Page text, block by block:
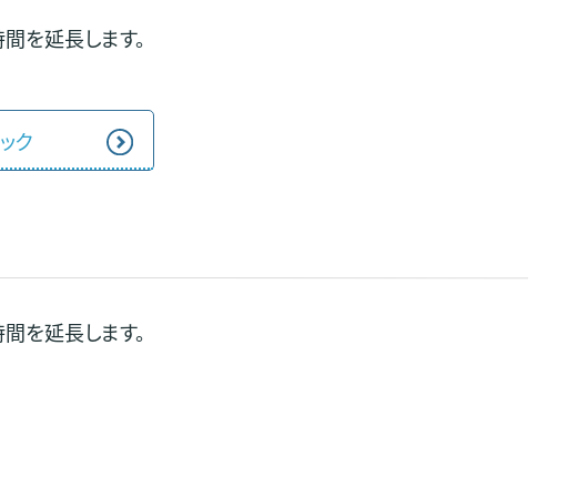
を延長します。
ク
を延長します。